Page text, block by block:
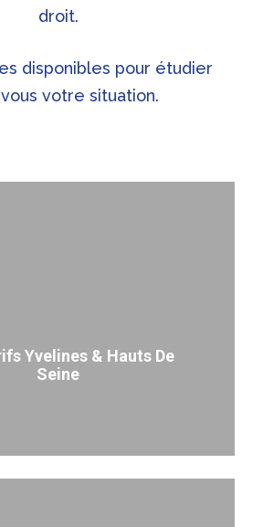
droit.
disponibles pour étudier
votre situation.
Yvelines & Hauts De
Seine